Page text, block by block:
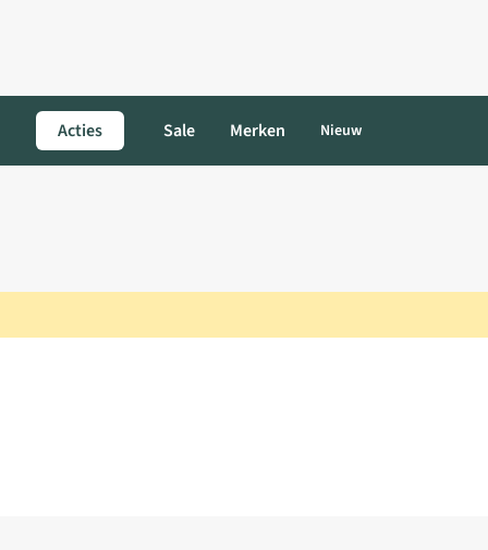
Acties Sale Merken Nieuw